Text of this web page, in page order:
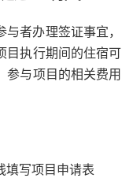
者办理签证事宜，
目执行期间的住宿可
参与项目的相关费用
填写项目申请表